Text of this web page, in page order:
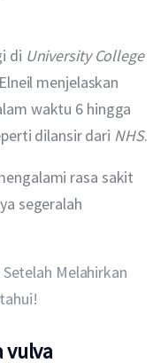
di University College
menjelaskan
waktu 6 hingga
dilansir dari NHS.
rasa sakit
segeralah
Melahirkan
vulva